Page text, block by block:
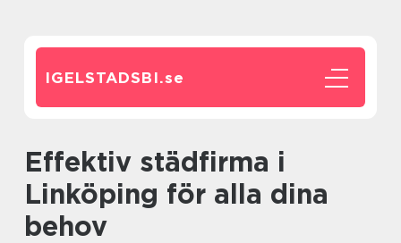
IGELSTADSBI.se
Effektiv städfirma i
Linköping för alla dina
behov